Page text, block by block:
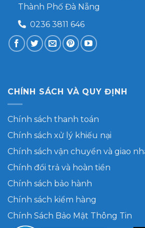
Thành Phố Đà Nẵng
0236 3811 646
CHÍNH SÁCH VÀ QUY ĐỊNH
Chính sách thanh toán
Chính sách xử lý khiếu nại
Chính sách vận chuyển và giao
Chính đổi trả và hoàn tiền
Chính sách bảo hành
Chính sách kiểm hàng
Chính Sách Bảo Mật Thông Tin